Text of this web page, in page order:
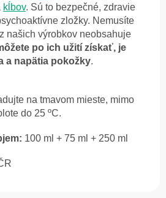
kĺbov. Sú to bezpečné, zdravie
zložky. Nemusíte
našich výrobkov neobsahuje
po ich užití získať, je
a napätia pokožky.
na tmavom mieste, mimo
do 25 ºC.
100 ml + 75 ml + 250 ml